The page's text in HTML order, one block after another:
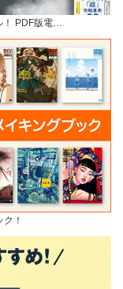
！ PDF版電…
！